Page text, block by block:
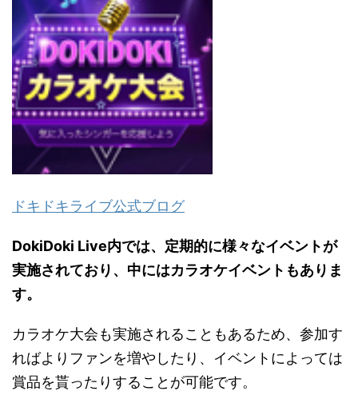
ドキドキライブ公式ブログ
DokiDoki Live内では、定期的に様々なイベントが
実施されており、中にはカラオケイベントもありま
す。
カラオケ大会も実施されることもあるため、参加す
ればよりファンを増やしたり、イベントによっては
賞品を貰ったりすることが可能です。